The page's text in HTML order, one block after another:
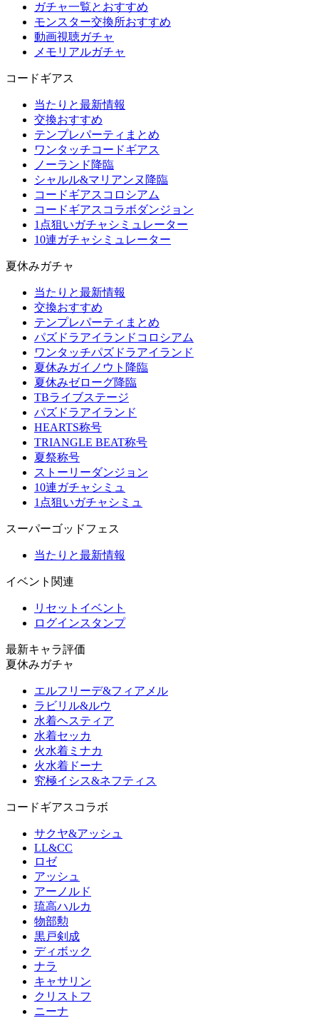
ガチャ一覧とおすすめ
モンスター交換所おすすめ
動画視聴ガチャ
メモリアルガチャ
コードギアス
当たりと最新情報
交換おすすめ
テンプレパーティまとめ
ワンタッチコードギアス
ノーランド降臨
シャルル&マリアンヌ降臨
コードギアスコロシアム
コードギアスコラボダンジョン
1点狙いガチャシミュレーター
10連ガチャシミュレーター
夏休みガチャ
当たりと最新情報
交換おすすめ
テンプレパーティまとめ
パズドラアイランドコロシアム
ワンタッチパズドラアイランド
夏休みガイノウト降臨
夏休みゼローグ降臨
TBライブステージ
パズドラアイランド
HEARTS称号
TRIANGLE BEAT称号
夏祭称号
ストーリーダンジョン
10連ガチャシミュ
1点狙いガチャシミュ
スーパーゴッドフェス
当たりと最新情報
イベント関連
リセットイベント
ログインスタンプ
最新キャラ評価
夏休みガチャ
エルフリーデ&フィアメル
ラビリル&ルウ
水着ヘスティア
水着セッカ
火水着ミナカ
火水着ドーナ
究極イシス&ネフティス
コードギアスコラボ
サクヤ&アッシュ
LL&CC
ロゼ
アッシュ
アーノルド
琉高ハルカ
物部勲
黒戸剣成
ディボック
ナラ
キャサリン
クリストフ
ニーナ